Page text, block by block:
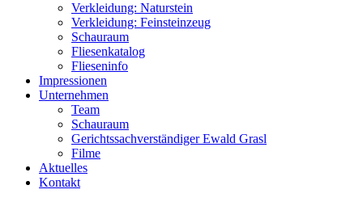
Verkleidung: Naturstein
Verkleidung: Feinsteinzeug
Schauraum
Fliesenkatalog
Flieseninfo
Impressionen
Unternehmen
Team
Schauraum
Gerichtssachverständiger Ewald Grasl
Filme
Aktuelles
Kontakt